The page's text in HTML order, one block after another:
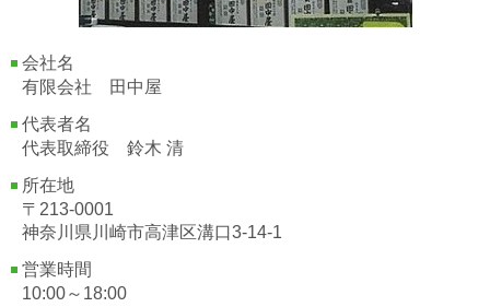
会社名
有限会社 田中屋
代表者名
代表取締役 鈴木 清
所在地
〒213-0001
神奈川県川崎市高津区溝口3-14-1
営業時間
10:00～18:00